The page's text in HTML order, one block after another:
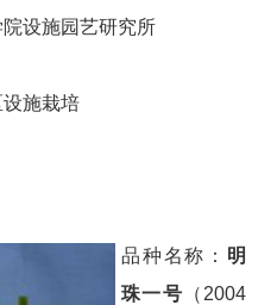
设施园艺研究所
施栽培
品种名称： 明
珠一号 （2004